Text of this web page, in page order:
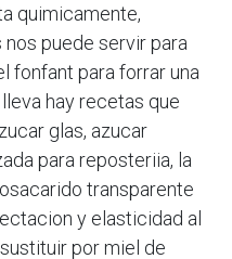
quimicamente,
puede servir para
fonfant para forrar una
hay recetas que
glas, azucar
para reposteriia, la
transparente
y elasticidad al
por miel de